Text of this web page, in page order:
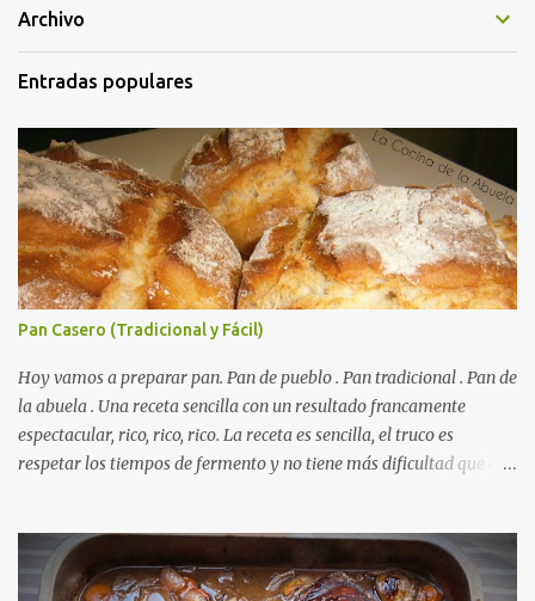
Archivo
Entradas populares
Pan Casero (Tradicional y Fácil)
Hoy vamos a preparar pan. Pan de pueblo . Pan tradicional . Pan de
la abuela . Una receta sencilla con un resultado francamente
espectacular, rico, rico, rico. La receta es sencilla, el truco es
respetar los tiempos de fermento y no tiene más dificultad que esa
utilizarlo para otras recetas como tostas o picatostes.
INGREDIENTES para un Pan Casero: 850 Gr de Harina . 550 Gr de